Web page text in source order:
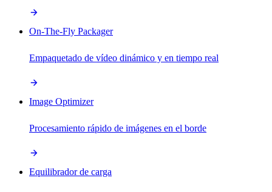
On-The-Fly Packager
Empaquetado de vídeo dinámico y en tiempo real
Image Optimizer
Procesamiento rápido de imágenes en el borde
Equilibrador de carga